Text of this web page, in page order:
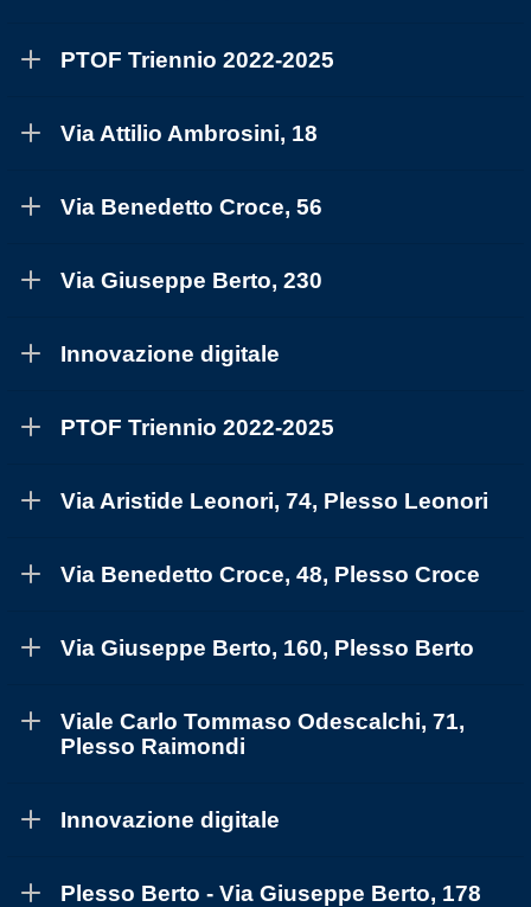
PTOF Triennio 2022-2025
Via Attilio Ambrosini, 18
Via Benedetto Croce, 56
Via Giuseppe Berto, 230
Innovazione digitale
PTOF Triennio 2022-2025
Via Aristide Leonori, 74, Plesso Leonori
Via Benedetto Croce, 48, Plesso Croce
Via Giuseppe Berto, 160, Plesso Berto
Viale Carlo Tommaso Odescalchi, 71,
Plesso Raimondi
Innovazione digitale
Plesso Berto - Via Giuseppe Berto, 178